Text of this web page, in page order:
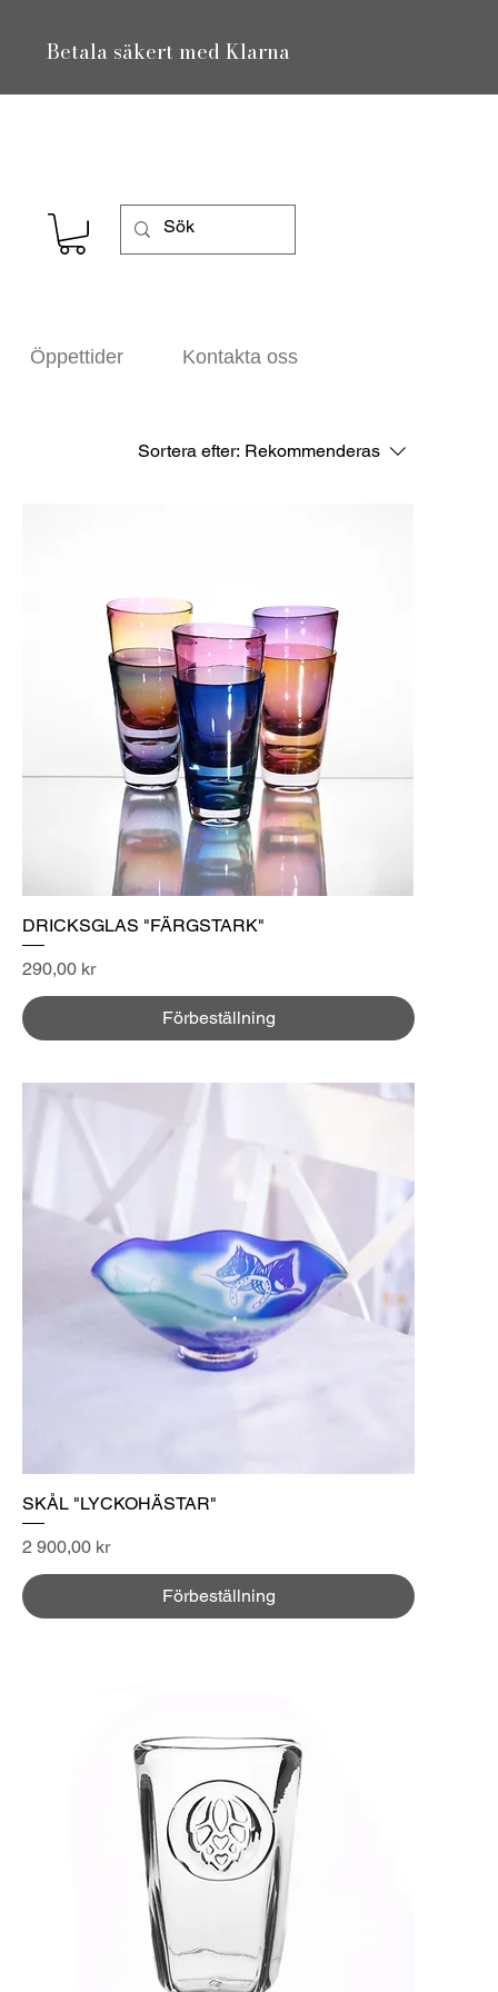
Betala säkert med Klarna
Öppettider Kontakta oss
Sortera efter: Rekommenderas
DRICKSGLAS "FÄRGSTARK"
Pris
290,00 kr
Förbeställning
SKÅL "LYCKOHÄSTAR"
Pris
2 900,00 kr
Förbeställning